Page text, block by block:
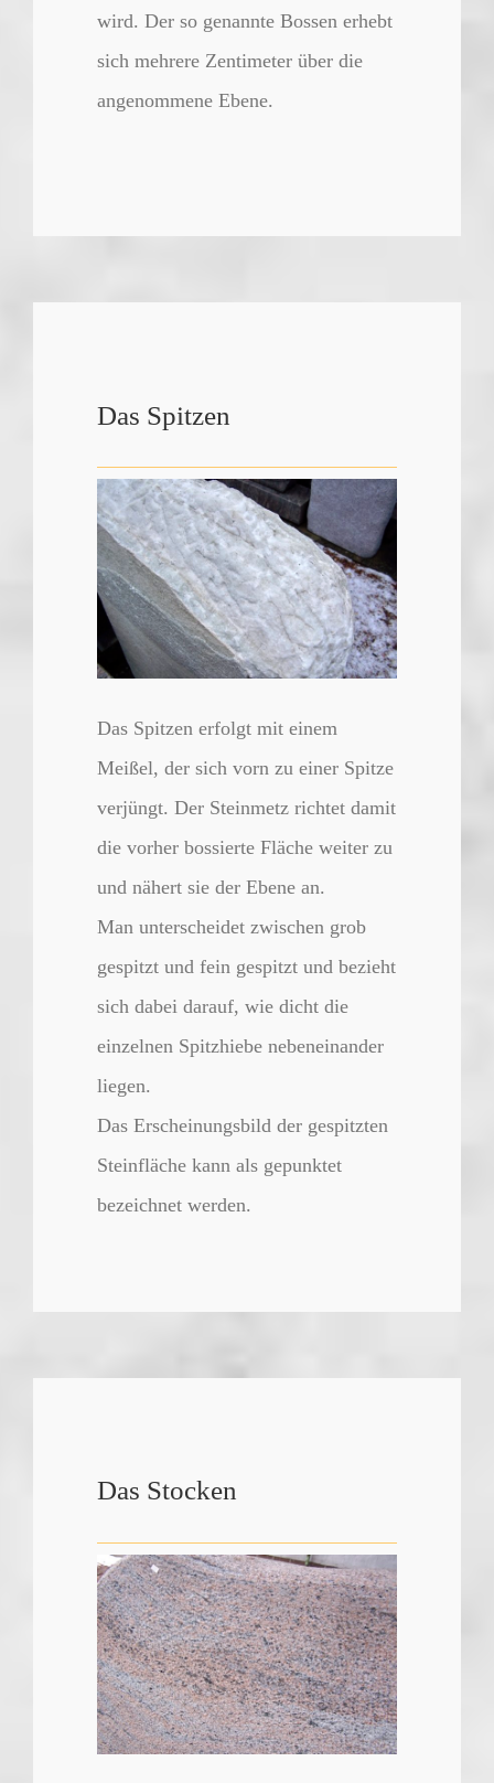
wird. Der so genannte Bossen erhebt
sich mehrere Zentimeter über die
angenommene Ebene.
Das Spitzen
Das Spitzen erfolgt mit einem
Meißel, der sich vorn zu einer Spitze
verjüngt. Der Steinmetz richtet damit
die vorher bossierte Fläche weiter zu
und nähert sie der Ebene an.
Man unterscheidet zwischen grob
gespitzt und fein gespitzt und bezieht
sich dabei darauf, wie dicht die
einzelnen Spitzhiebe nebeneinander
liegen.
Das Erscheinungsbild der gespitzten
Steinfläche kann als gepunktet
bezeichnet werden.
Das Stocken